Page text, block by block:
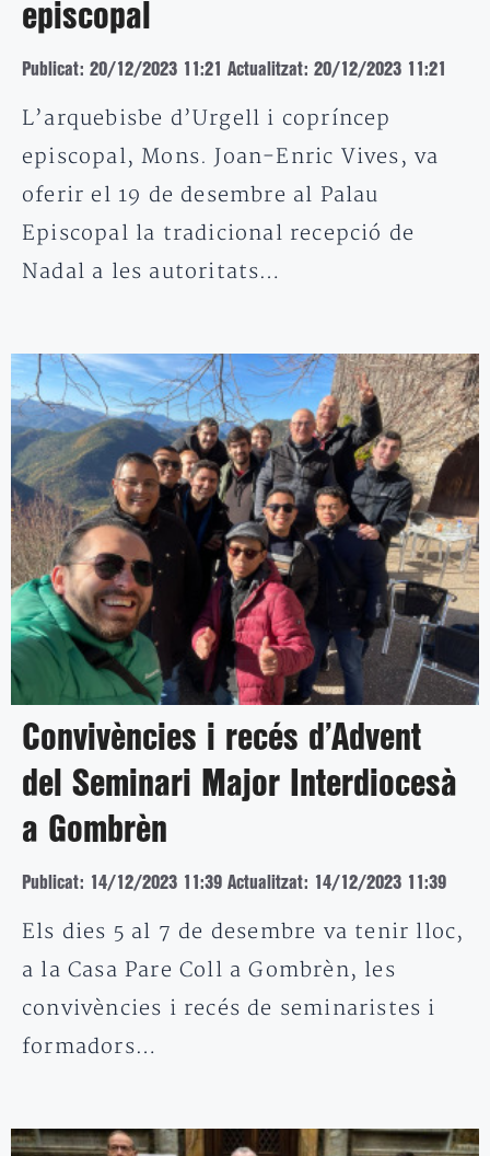
episcopal
Publicat: 20/12/2023 11:21 Actualitzat: 20/12/2023 11:21
L’arquebisbe d’Urgell i copríncep
episcopal, Mons. Joan-Enric Vives, va
oferir el 19 de desembre al Palau
Episcopal la tradicional recepció de
Nadal a les autoritats…
Convivències i recés d’Advent
del Seminari Major Interdiocesà
a Gombrèn
Publicat: 14/12/2023 11:39 Actualitzat: 14/12/2023 11:39
Els dies 5 al 7 de desembre va tenir lloc,
a la Casa Pare Coll a Gombrèn, les
convivències i recés de seminaristes i
formadors…